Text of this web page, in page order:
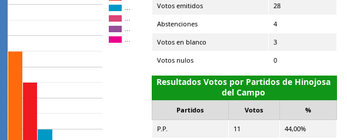
Votos emitidos 28
Abstenciones 4
Votos en blanco 3
Votos nulos 0
Resultados Votos por Partidos de Hinojosa
del Campo
Partidos Votos %
P.P. 11 44,00%